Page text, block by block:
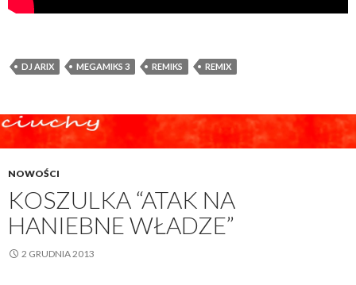
DJ ARIX MEGAMIKS 3 REMIKS REMIX
NOWOŚCI
KOSZULKA “ATAK NA
HANIEBNE WŁADZE”
2 GRUDNIA 2013